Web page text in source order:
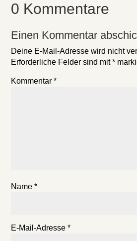
0 Kommentare
Einen Kommentar
Deine E-Mail-Adresse wird nicht
Erforderliche Felder sind mit*
Kommentar*
Name*
E-Mail-Adresse*